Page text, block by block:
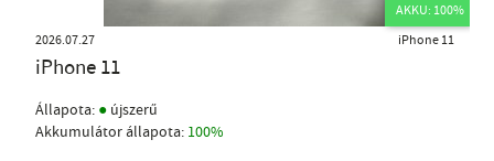
AKKU: 100%
2026.07.27
iPhone 11
iPhone 11
Állapota: ● újszerű
Akkumulátor állapota: 100%